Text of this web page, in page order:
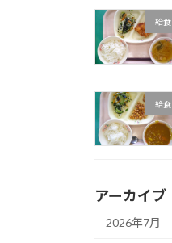
給食
給食
アーカイブ
2026年7月